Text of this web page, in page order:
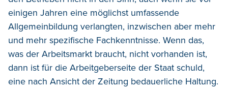
einigen Jahren eine möglichst umfassende
Allgemeinbildung verlangten, inzwischen aber mehr
und mehr spezifische Fachkenntnisse. Wenn das,
was der Arbeitsmarkt braucht, nicht vorhanden ist,
dann ist für die Arbeitgeberseite der Staat schuld,
eine nach Ansicht der Zeitung bedauerliche Haltung.